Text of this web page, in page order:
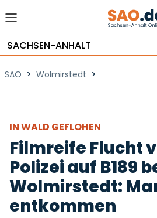
SACHSEN-ANHALT
SAO > Wolmirstedt >
IN WALD GEFLOHEN
Filmreife Flucht
Polizei auf B189
Wolmirstedt:
entkommen